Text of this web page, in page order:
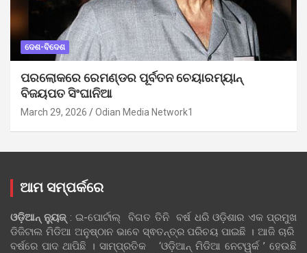
ଦେଶ-ବିଦେଶ
ପରଲୋକରେ ରେମଣ୍ଡର ପୂର୍ବତନ ଚେୟାରମ୍ୟାନ୍
ବିଜୟପତ ସିଂଘାନିଆ
March 29, 2026 Odian Media Network1
ଆମ ସମ୍ପର୍କରେ
ଓଡ଼ିଆନ୍‍ ନ୍ୟୁଜ୍‍: ଇ-ପୋର୍ଟାଲ୍ ବିଗତ ତିନି ବର୍ଷ ଧରି ଓଡ଼ିଶାର ଏକ ପ୍ରମୁଖ
ଡିଜିଟାଲ ମିଡିଆ ଅନୁଷ୍ଠାନ ଭାବେ ସ୍ଵତନ୍ତ୍ର ପରିଚୟ ପାଇଛି । ଆଜି ଚାରି
ବର୍ଷରେ ପାଦ ଥାପିଛି । ସାମ୍ପ୍ରତିକ ‘ଓଡ଼ିଆନ୍‍ ମିଡିଆ ନେଟୱର୍କ ’ ହେଉଛି